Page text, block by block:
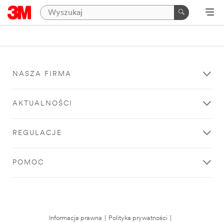
NASZA FIRMA
AKTUALNOŚCI
REGULACJE
POMOC
Informacja prawna Polityka prywatności